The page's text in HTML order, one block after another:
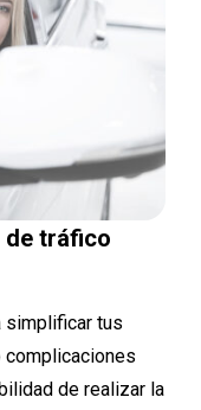
de tráfico
simplificar tus
de realizar la